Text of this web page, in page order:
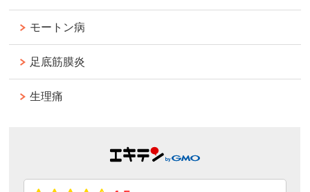
モートン病
足底筋膜炎
生理痛